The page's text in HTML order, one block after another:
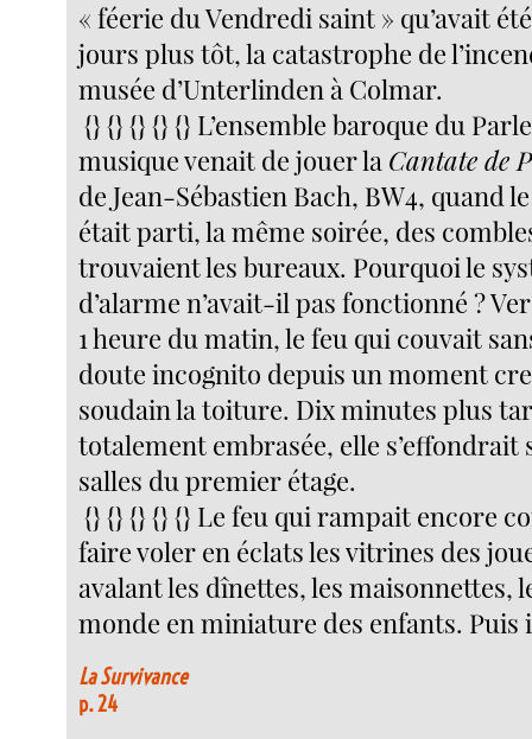
« féerie du Vendredi saint » qu’avait
jours plus tôt, la catastrophe de
musée d’Unterlinden à Colmar.
{} {} {} {} {} L’ensemble baroque du
musique venait de jouer la Cantate de
de Jean-Sébastien Bach, BW4, quand
était parti, la même soirée, des
trouvaient les bureaux. Pourquoi le
d’alarme n’avait-il pas fonctionné ?
1 heure du matin, le feu qui couvait
doute incognito depuis un moment
soudain la toiture. Dix minutes plus
totalement embrasée, elle s’effondrait
salles du premier étage.
{} {} {} {} {} Le feu qui rampait encore
faire voler en éclats les vitrines des
avalant les dînettes, les maisonnettes,
monde en miniature des enfants. Puis
La Survivance
p. 24